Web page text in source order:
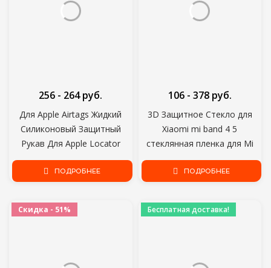
Для Apple Airtags Жидкий
Силиконовый Защитный
Рукав Для Apple Locator
Tracker Anti-Lost Device
Keychain Защитный Рукав Hot
256 - 264 руб.
ПОДРОБНЕЕ
3D Защитное Стекло для
Xiaomi mi band 4 5
стеклянная пленка для Mi
band5 Smart Watchband 6 5
Мягкая Защитная пленка для
106 - 378 руб.
ПОДРОБНЕЕ
Скидка - 51% Бесплатная доставка!